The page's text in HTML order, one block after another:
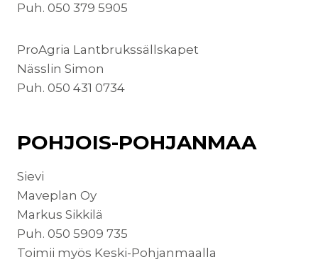
Puh. 050 379 5905
ProAgria Lantbrukssällskapet
Nässlin Simon
Puh. 050 431 0734
POHJOIS-POHJANMAA
Sievi
Maveplan Oy
Markus Sikkilä
Puh. 050 5909 735
Toimii myös Keski-Pohjanmaalla